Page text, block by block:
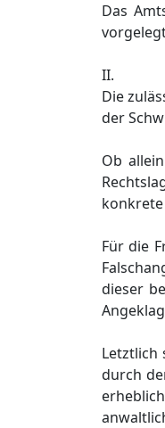
Das
II.
Die
der
Ob
konkrete
Für die
dieser
Letztlich
durch